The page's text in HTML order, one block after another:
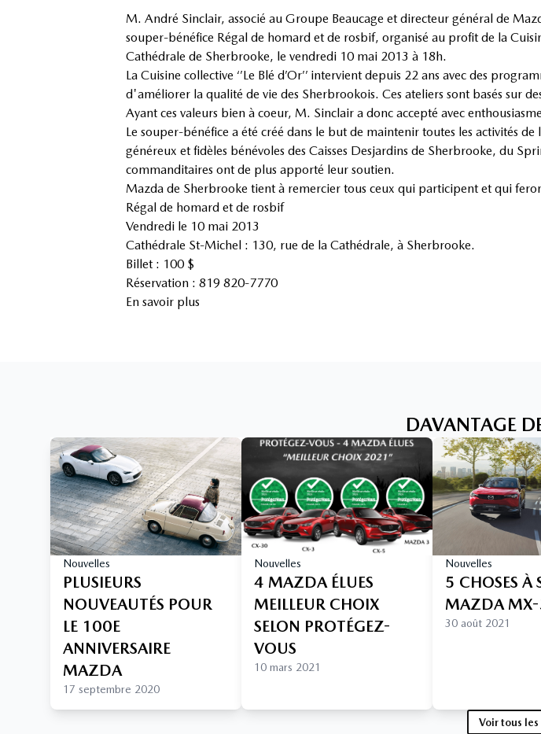
M. André Sinclair, associé au Groupe Beaucage et directeur général de
souper-bénéfice Régal de homard et de rosbif, organisé au profit de la
Cathédrale de Sherbrooke, le vendredi 10 mai 2013 à 18h.
La Cuisine collective ‘’Le Blé d’Or’’ intervient depuis 22 ans avec des
d'améliorer la qualité de vie des Sherbrookois. Ces ateliers sont basés sur
Ayant ces valeurs bien à coeur, M. Sinclair a donc accepté avec
Le souper-bénéfice a été créé dans le but de maintenir toutes les activités
généreux et fidèles bénévoles des Caisses Desjardins de Sherbrooke, du
commanditaires ont de plus apporté leur soutien.
Mazda de Sherbrooke tient à remercier tous ceux qui participent et qui
Régal de homard et de rosbif
Vendredi le 10 mai 2013
Cathédrale St-Michel : 130, rue de la Cathédrale, à Sherbrooke.
Billet : 100 $
Réservation : 819 820-7770
En savoir plus
DAVANTAGE
Nouvelles
PLUSIEURS
NOUVEAUTÉS POUR
LE 100E
ANNIVERSAIRE
MAZDA
17 septembre 2020
Nouvelles
4 MAZDA ÉLUES
MEILLEUR CHOIX
SELON PROTÉGEZ-
VOUS
10 mars 2021
Nouvelles
5 CHOSES À
MAZDA
30 août 2021
Voir tous